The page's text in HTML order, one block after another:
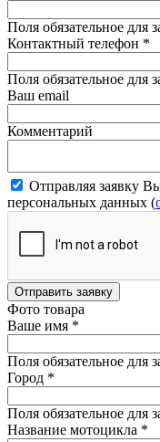
Поля обязательное для
Контактный телефон *
Поля обязательное для
Ваш email
Комментарий
Отправляя заявку
персональных данных (
Отправить заявку
Фото товара
Ваше имя *
Поля обязательное для
Город *
Поля обязательное для
Название мотоцикла *